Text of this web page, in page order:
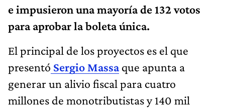
e impusieron una mayoría de 132 votos
para aprobar la boleta única.
El principal de los proyectos es el que
presentó Sergio Massaque apunta a
generar un alivio fiscal para cuatro
millones de monotributistas y 140 mil